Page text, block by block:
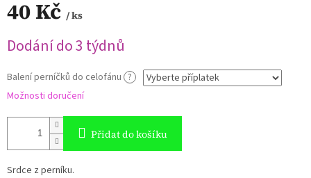
40 Kč / ks
cena:
Dodání do 3 týdnů
Balení perníčků do celofánu ?
Možnosti doručení
Přidat do košíku
Srdce z perníku.